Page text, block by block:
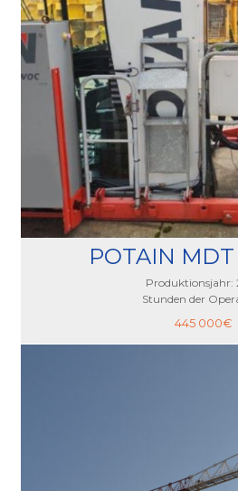
POTAIN MDT
Produktionsjahr:
Stunden der
445 000€